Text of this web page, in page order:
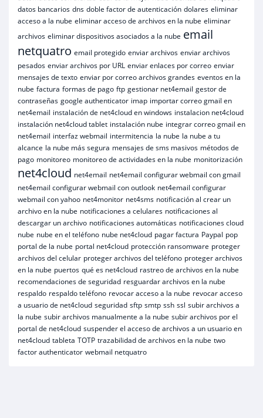
datos bancarios dns doble factor de autenticación dolares eliminar
acceso a la nube eliminar acceso de archivos en la nube eliminar
archivos eliminar dispositivos asociados a la nube email
netquatro email protegido enviar archivos enviar archivos
pesados enviar archivos por URL enviar enlaces por correo enviar
mensajes de texto enviar por correo archivos grandes eventos en la
nube factura formas de pago ftp gestionar net4email gestor de
contraseñas google authenticator imap importar correo gmail en
net4email instalación de net4cloud en windows instalacion net4cloud
instalación net4cloud tablet instalación nube integrar correo gmail en
net4email interfaz webmail intermitencia la nube la nube a tu
alcance la nube más segura mensajes de sms masivos métodos de
pago monitoreo monitoreo de actividades en la nube monitorización
net4cloud net4email net4email configurar webmail con gmail
net4email configurar webmail con outlook net4email configurar
webmail con yahoo net4monitor net4sms notificación al crear un
archivo en la nube notificaciones a celulares notificaciones al
descargar un archivo notificaciones automáticas notificaciones cloud
nube nube en el teléfono nube net4cloud pagar factura Paypal pop
portal de la nube portal net4cloud protección ransomware proteger
archivos del celular proteger archivos del teléfono proteger archivos
en la nube puertos qué es net4cloud rastreo de archivos en la nube
recomendaciones de seguridad resguardar archivos en la nube
respaldo respaldo teléfono revocar acceso a la nube revocar acceso
a usuario de net4cloud seguridad sftp smtp ssh ssl subir archivos a
la nube subir archivos manualmente a la nube subir archivos por el
portal de net4cloud suspender el acceso de archivos a un usuario en
net4cloud tableta TOTP trazabilidad de archivos en la nube two
factor authenticator webmail netquatro